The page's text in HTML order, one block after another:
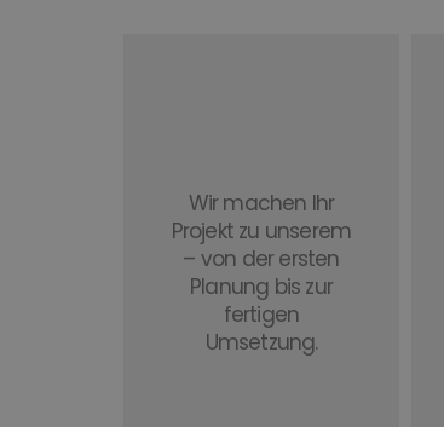
Wir machen Ihr
Projekt zu unserem
– von der ersten
Planung bis zur
fertigen
Umsetzung.